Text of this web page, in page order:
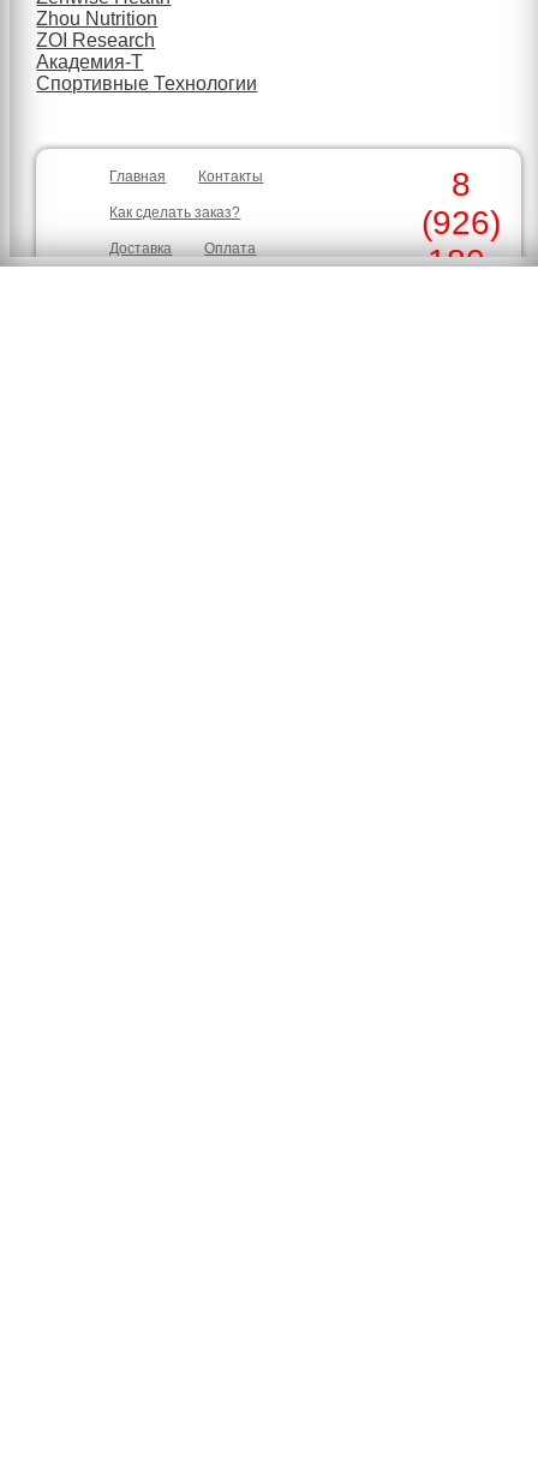
Zhou Nutrition
ZOI Research
Академия-Т
Спортивные Технологии
Главная Контакты
Как сделать заказ?
Доставка Оплата
8
(926)
180-